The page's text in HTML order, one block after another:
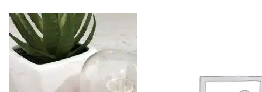
19,90€.17,90€.
Inspiré de
Wonderful
Waterfuls